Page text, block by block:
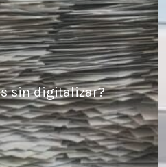
sin digitalizar?